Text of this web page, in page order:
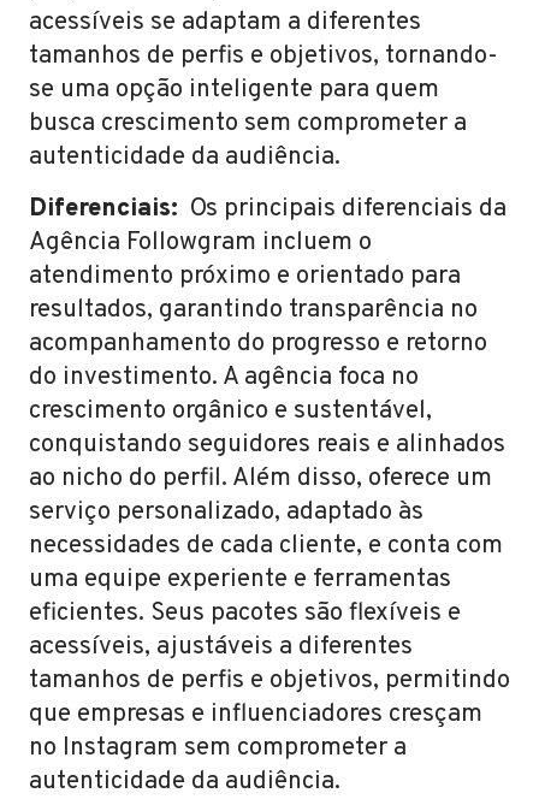
acessíveis se adaptam a diferentes
tamanhos de perfis e objetivos, tornando-
se uma opção inteligente para quem
busca crescimento sem comprometer a
autenticidade da audiência.
Diferenciais: Os principais diferenciais da
Agência Followgram incluem o
atendimento próximo e orientado para
resultados, garantindo transparência no
acompanhamento do progresso e retorno
do investimento. A agência foca no
crescimento orgânico e sustentável,
conquistando seguidores reais e alinhados
ao nicho do perfil. Além disso, oferece um
serviço personalizado, adaptado às
necessidades de cada cliente, e conta com
uma equipe experiente e ferramentas
eficientes. Seus pacotes são flexíveis e
acessíveis, ajustáveis a diferentes
tamanhos de perfis e objetivos, permitindo
que empresas e influenciadores cresçam
no Instagram sem comprometer a
autenticidade da audiência.